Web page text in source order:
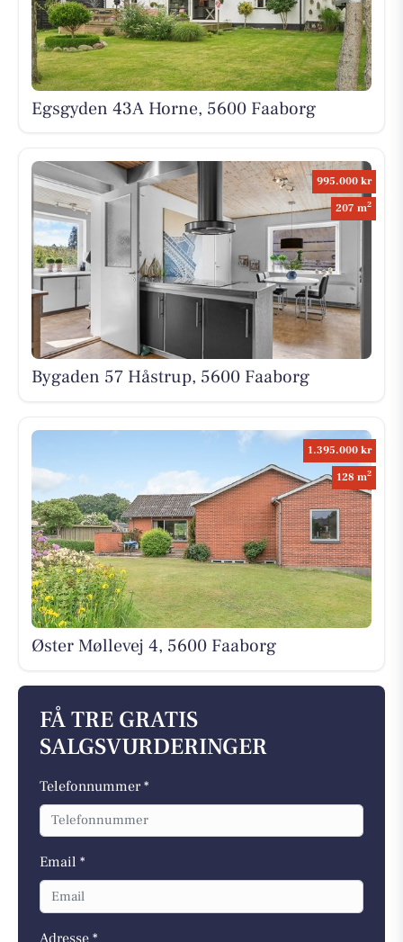
Egsgyden 43A Horne, 5600 Faaborg
995.000 kr
207 m2
Bygaden 57 Håstrup, 5600 Faaborg
1.395.000 kr
128 m2
Øster Møllevej 4, 5600 Faaborg
FÅ TRE GRATIS
SALGSVURDERINGER
Telefonnummer *
Email *
Adresse *